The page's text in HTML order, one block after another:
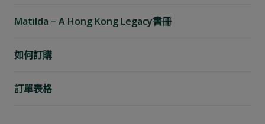
Matilda – A Hong Kong Legacy書冊
如何訂購
訂單表格